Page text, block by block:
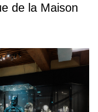
de la Maison